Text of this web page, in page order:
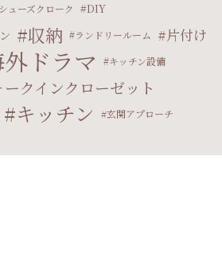
シューズクローク DIY
収納 ランドリールーム 片付け
ドラマ
キッチン設備
ークインクローゼット
キッチン 玄関アプローチ